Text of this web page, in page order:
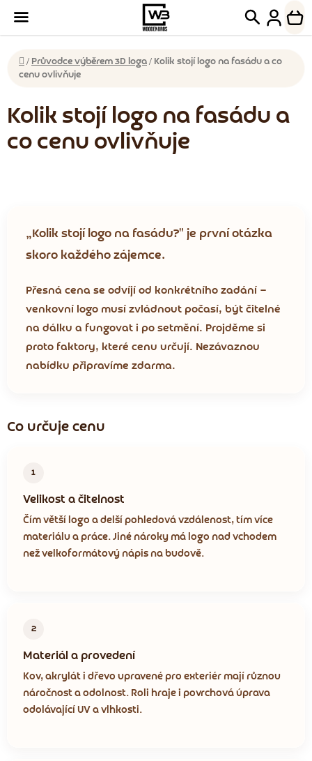
obsah
Hledat
Domů
/ Průvodce výběrem 3D loga / Kolik stojí logo na fasádu a co
cenu ovlivňuje
Kolik stojí logo na fasádu a
co cenu ovlivňuje
„Kolik stojí logo na fasádu?" je první otázka
skoro každého zájemce.
Přesná cena se odvíjí od konkrétního zadání —
venkovní logo musí zvládnout počasí, být čitelné
na dálku a fungovat i po setmění. Projděme si
proto faktory, které cenu určují. Nezávaznou
nabídku připravíme zdarma.
Co určuje cenu
1
Velikost a čitelnost
Čím větší logo a delší pohledová vzdálenost, tím více
materiálu a práce. Jiné nároky má logo nad vchodem
než velkoformátový nápis na budově.
2
Materiál a provedení
Kov, akrylát i dřevo upravené pro exteriér mají různou
náročnost a odolnost. Roli hraje i povrchová úprava
odolávající UV a vlhkosti.